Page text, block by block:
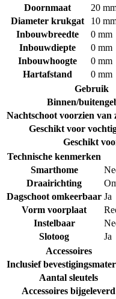
Doornmaat
20
Diameter krukgat
10
Inbouwbreedte
0 mm
Inbouwdiepte
0 mm
Inbouwhoogte
0 mm
Hartafstand
0 mm
Gebruik
Binnen/
Nachtschoot voorzien van
Geschikt voor
Geschikt
Technische kenmerken
Smarthome
Draairichting
Dagschoot omkeerbaar Ja
Vorm voorplaat
Instelbaar
Slotoog
Ja
Accessoires
Inclusief
Aantal sleutels
Accessoires bijgeleverd